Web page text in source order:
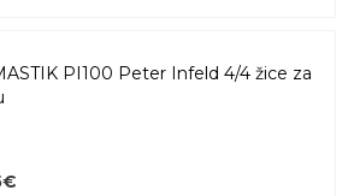
PI100 Peter Infeld 4/4 žice za